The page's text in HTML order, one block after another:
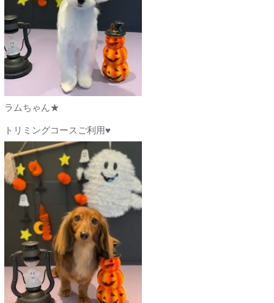
ラムちゃん★
トリミングコースご利用♥